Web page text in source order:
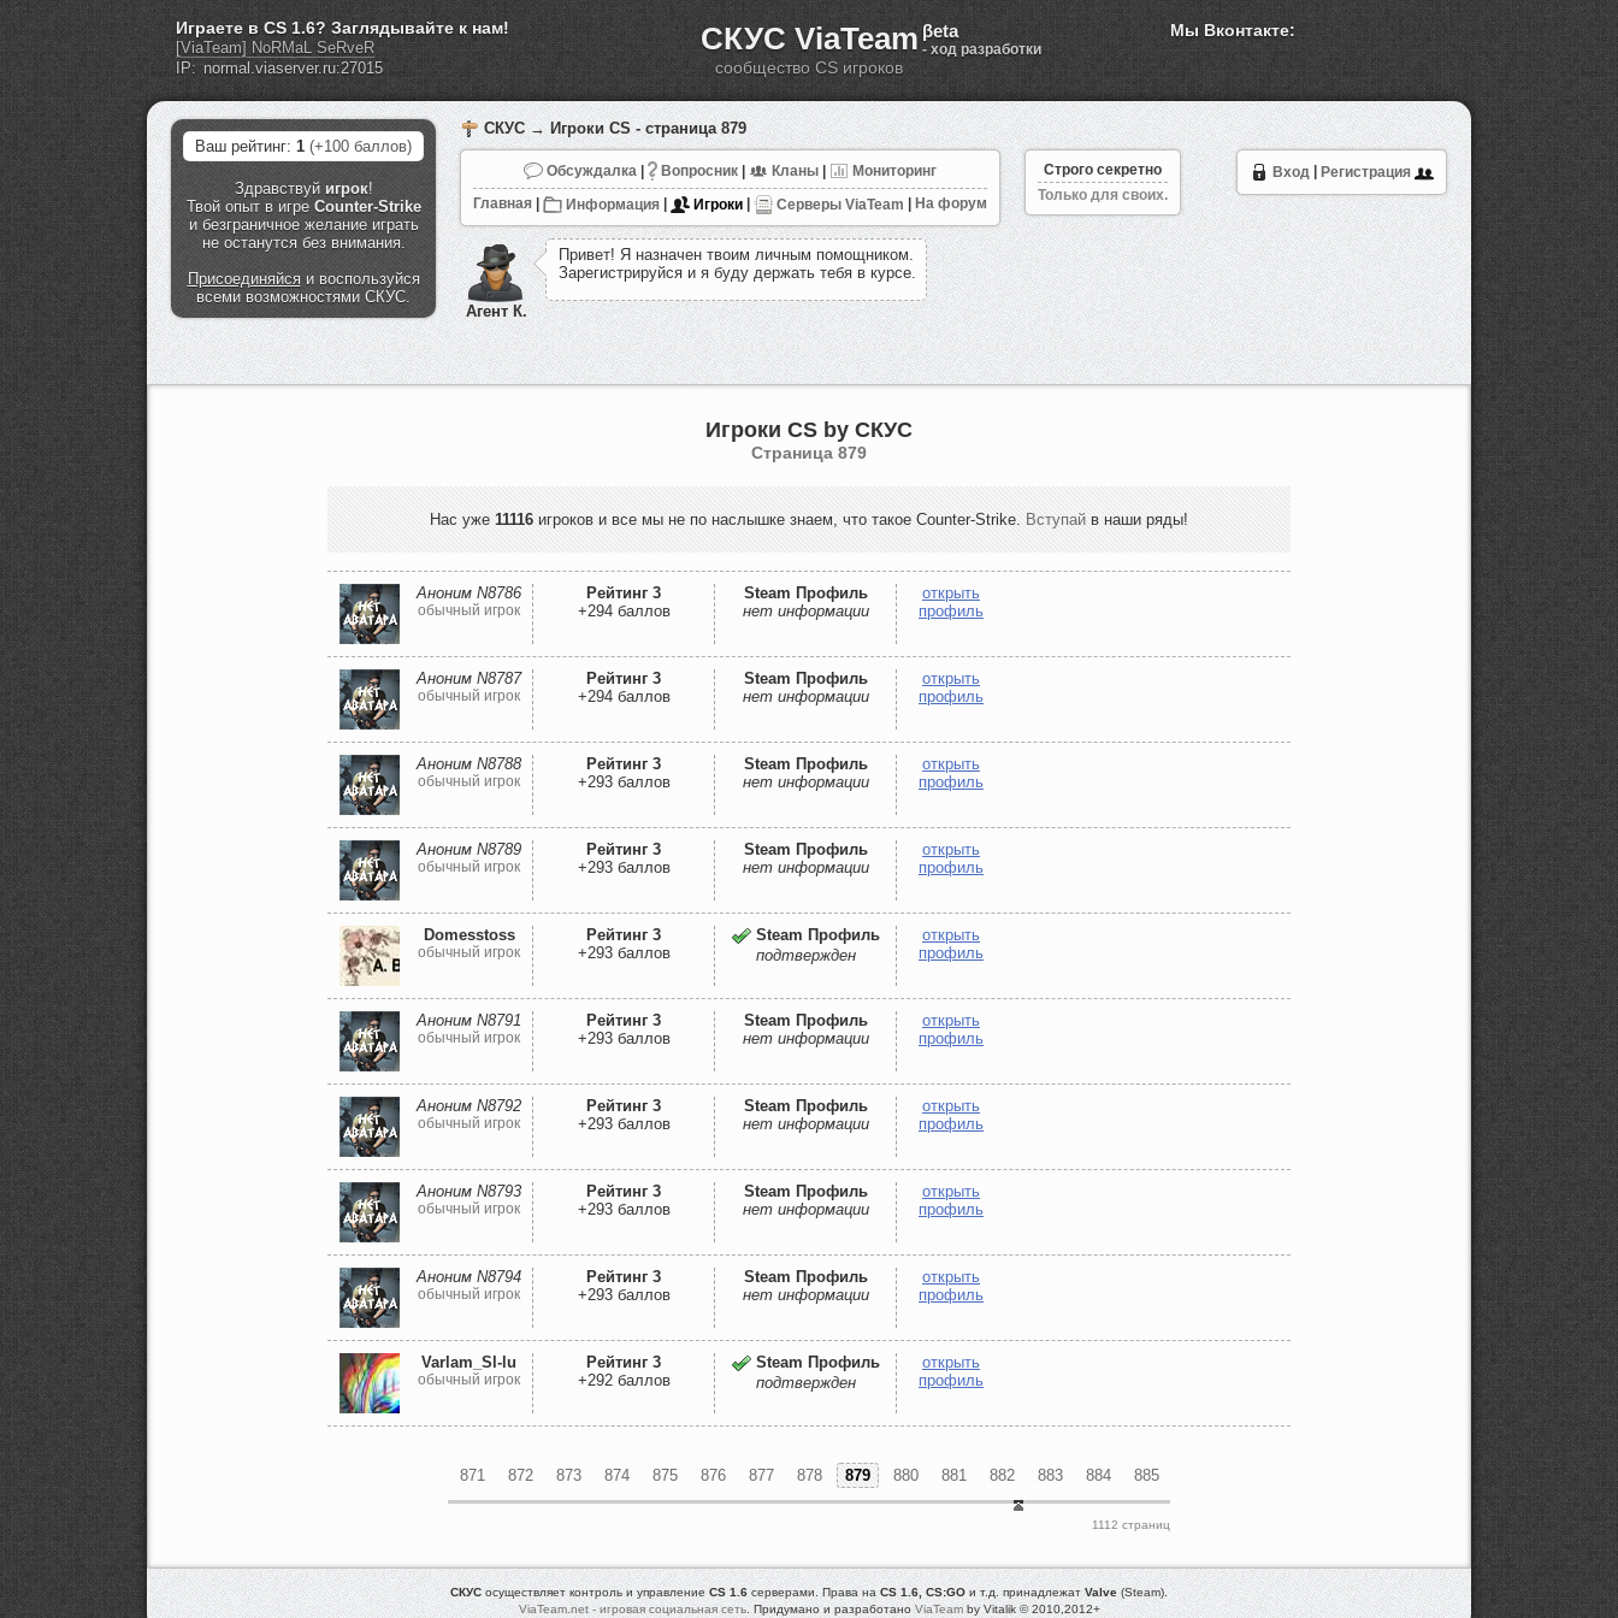
Играете в CS 1.6? Заглядывайте к нам!
[ViaTeam] NoRMaL SeRveR
IP:
СКУС ViaTeam βeta
- ход разработки
сообщество CS игроков
Мы Вконтакте:
Ваш рейтинг: 1 (+100 баллов)
Здравствуй игрок!
Твой опыт в игре Counter-Strike
и безграничное желание играть
не останутся без внимания.
Присоединяйсяи воспользуйся
всеми возможностями СКУС.
СКУС→ Игроки CS - страница 879
Вход Регистрация
Обсуждалка Вопросник Кланы
Мониторинг
Главная
Информация Игроки Серверы ViaTeam На форум
Строго секретно
Только для своих.
Агент К.
Привет! Я назначен твоим личным помощником.
Зарегистрируйся и я буду держать тебя в курсе.
Игроки CS by СКУС
Cтраница 879
Нас уже 11116 игроков и все мы не по наслышке знаем, что такое Counter-Strike. Вступай в наши ряды!
Аноним N8786
обычный игрок
Рейтинг 3
+294 баллов
Steam Профиль
нет информации
открыть
профиль
Аноним N8787
обычный игрок
Рейтинг 3
+294 баллов
Steam Профиль
нет информации
открыть
профиль
Аноним N8788
обычный игрок
Рейтинг 3
+293 баллов
Steam Профиль
нет информации
открыть
профиль
Аноним N8789
обычный игрок
Рейтинг 3
+293 баллов
Steam Профиль
нет информации
открыть
профиль
Domesstoss
обычный игрок
Рейтинг 3
+293 баллов
Steam Профиль
подтвержден
открыть
профиль
Аноним N8791
обычный игрок
Рейтинг 3
+293 баллов
Steam Профиль
нет информации
открыть
профиль
Аноним N8792
обычный игрок
Рейтинг 3
+293 баллов
Steam Профиль
нет информации
открыть
профиль
Аноним N8793
обычный игрок
Рейтинг 3
+293 баллов
Steam Профиль
нет информации
открыть
профиль
Аноним N8794
обычный игрок
Рейтинг 3
+293 баллов
Steam Профиль
нет информации
открыть
профиль
Varlam_Sl-lu
обычный игрок
Рейтинг 3
+292 баллов
Steam Профиль
подтвержден
открыть
профиль
871 872 873 874 875 876 877 878 879 880 881 882 883 884 885
1112 страниц
СКУСосуществляет контроль и управлениеCS 1.6серверами. Права наCS 1.6, CS:GOи т.д. принадлежатValve(Steam).
ViaTeam.net - игровая социальная сеть. Придумано и разработано ViaTeamby Vitalik © 2010,2012+